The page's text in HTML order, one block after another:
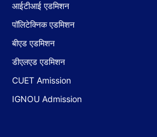
आईटीआई एडमिशन
पॉलिटेक्निक एडमिशन
बीएड एडमिशन
डीएलएड एडमिशन
CUET Amission
IGNOU Admission